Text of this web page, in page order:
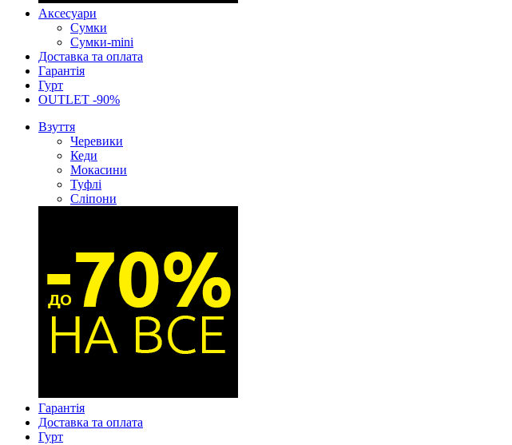
Аксесуари
Сумки
Сумки-mini
Доставка та оплата
Гарантія
Гурт
OUTLET -90%
Взуття
Черевики
Кеди
Мокасини
Туфлі
Сліпони
Гарантія
Доставка та оплата
Гурт